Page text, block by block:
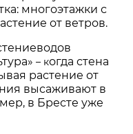
многоэтажки с
от ветров.
– когда стена
растение от
высаживают в
в Бресте уже